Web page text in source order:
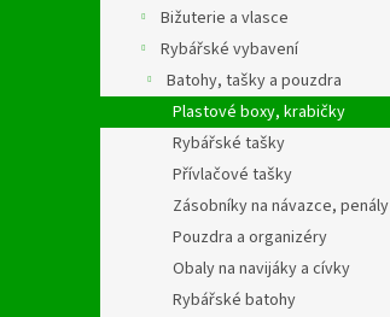
Bižuterie a vlasce
Rybářské vybavení
Batohy, tašky a pouzdra
Plastové boxy, krabičky
Rybářské tašky
Přívlačové tašky
Zásobníky na návazce, penály
Pouzdra a organizéry
Obaly na navijáky a cívky
Rybářské batohy